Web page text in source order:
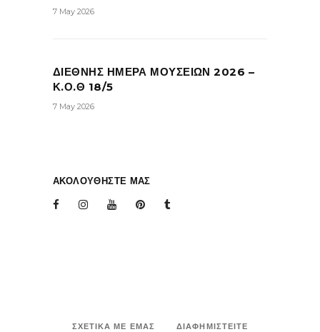
7 May 2026
ΔΙΕΘΝΗΣ ΗΜΕΡΑ ΜΟΥΣΕΙΩΝ 2026 –
Κ.Ο.Θ 18/5
7 May 2026
ΑΚΟΛΟΥΘΗΣΤΕ ΜΑΣ
ΣΧΕΤΙΚΑ ΜΕ ΕΜΑΣ ΔΙΑΦΗΜΙΣΤΕΙΤΕ